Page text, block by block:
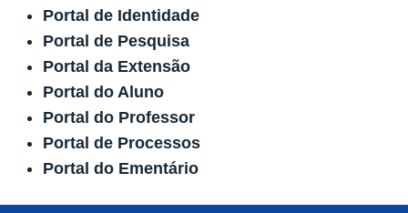
Portal de Identidade
Portal de Pesquisa
Portal da Extensão
Portal do Aluno
Portal do Professor
Portal de Processos
Portal do Ementário